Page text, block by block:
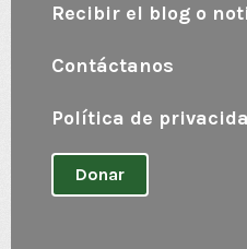
Recibir el blog o
Contáctanos
Política de
Donar